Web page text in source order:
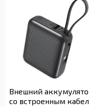
Внешний
со встроенным